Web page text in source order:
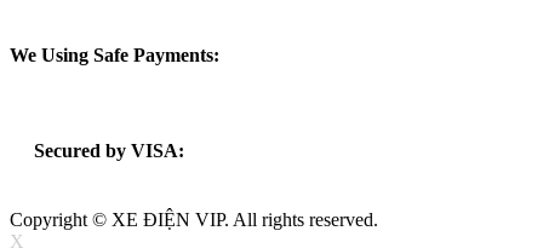
We Using Safe Payments:
Secured by VISA:
Copyright © XE ĐIỆN VIP. All rights reserved.
X